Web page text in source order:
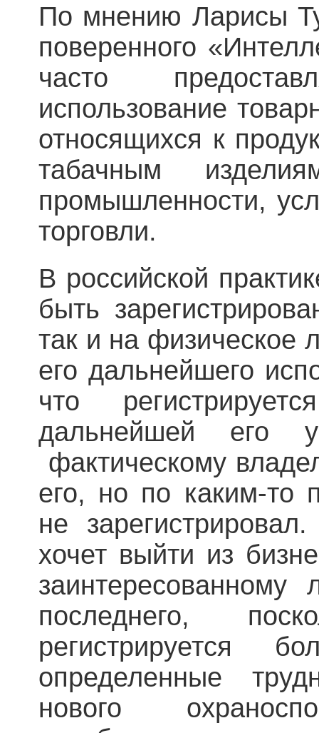
По мнению Ларисы
поверенного
часто
использование
относящихся к
табачным
промышленности,
торговли.
В российской
быть
так и на физическое
его дальнейшего
что
дальнейшей его
фактическому
его, но по каким-то
не
хочет выйти из
последнего,
регистрируется
определенные
нового